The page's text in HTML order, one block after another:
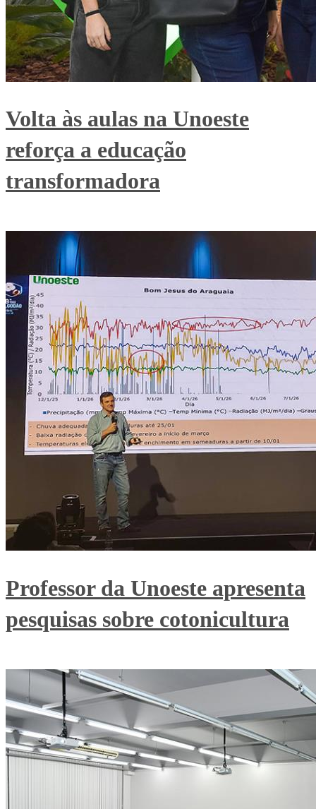
Volta às aulas na Unoeste
reforça a educação
transformadora
Professor da Unoeste apresenta
pesquisas sobre cotonicultura